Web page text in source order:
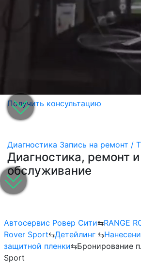
Получить консультацию
Диагностика Запись на ремонт /
Диагностика, ремонт и
обслуживание
Автосервис Ровер Сити⇆RANGE
Rover Sport⇆Детейлинг ⇆
защитной пленки⇆Бронирование
Sport